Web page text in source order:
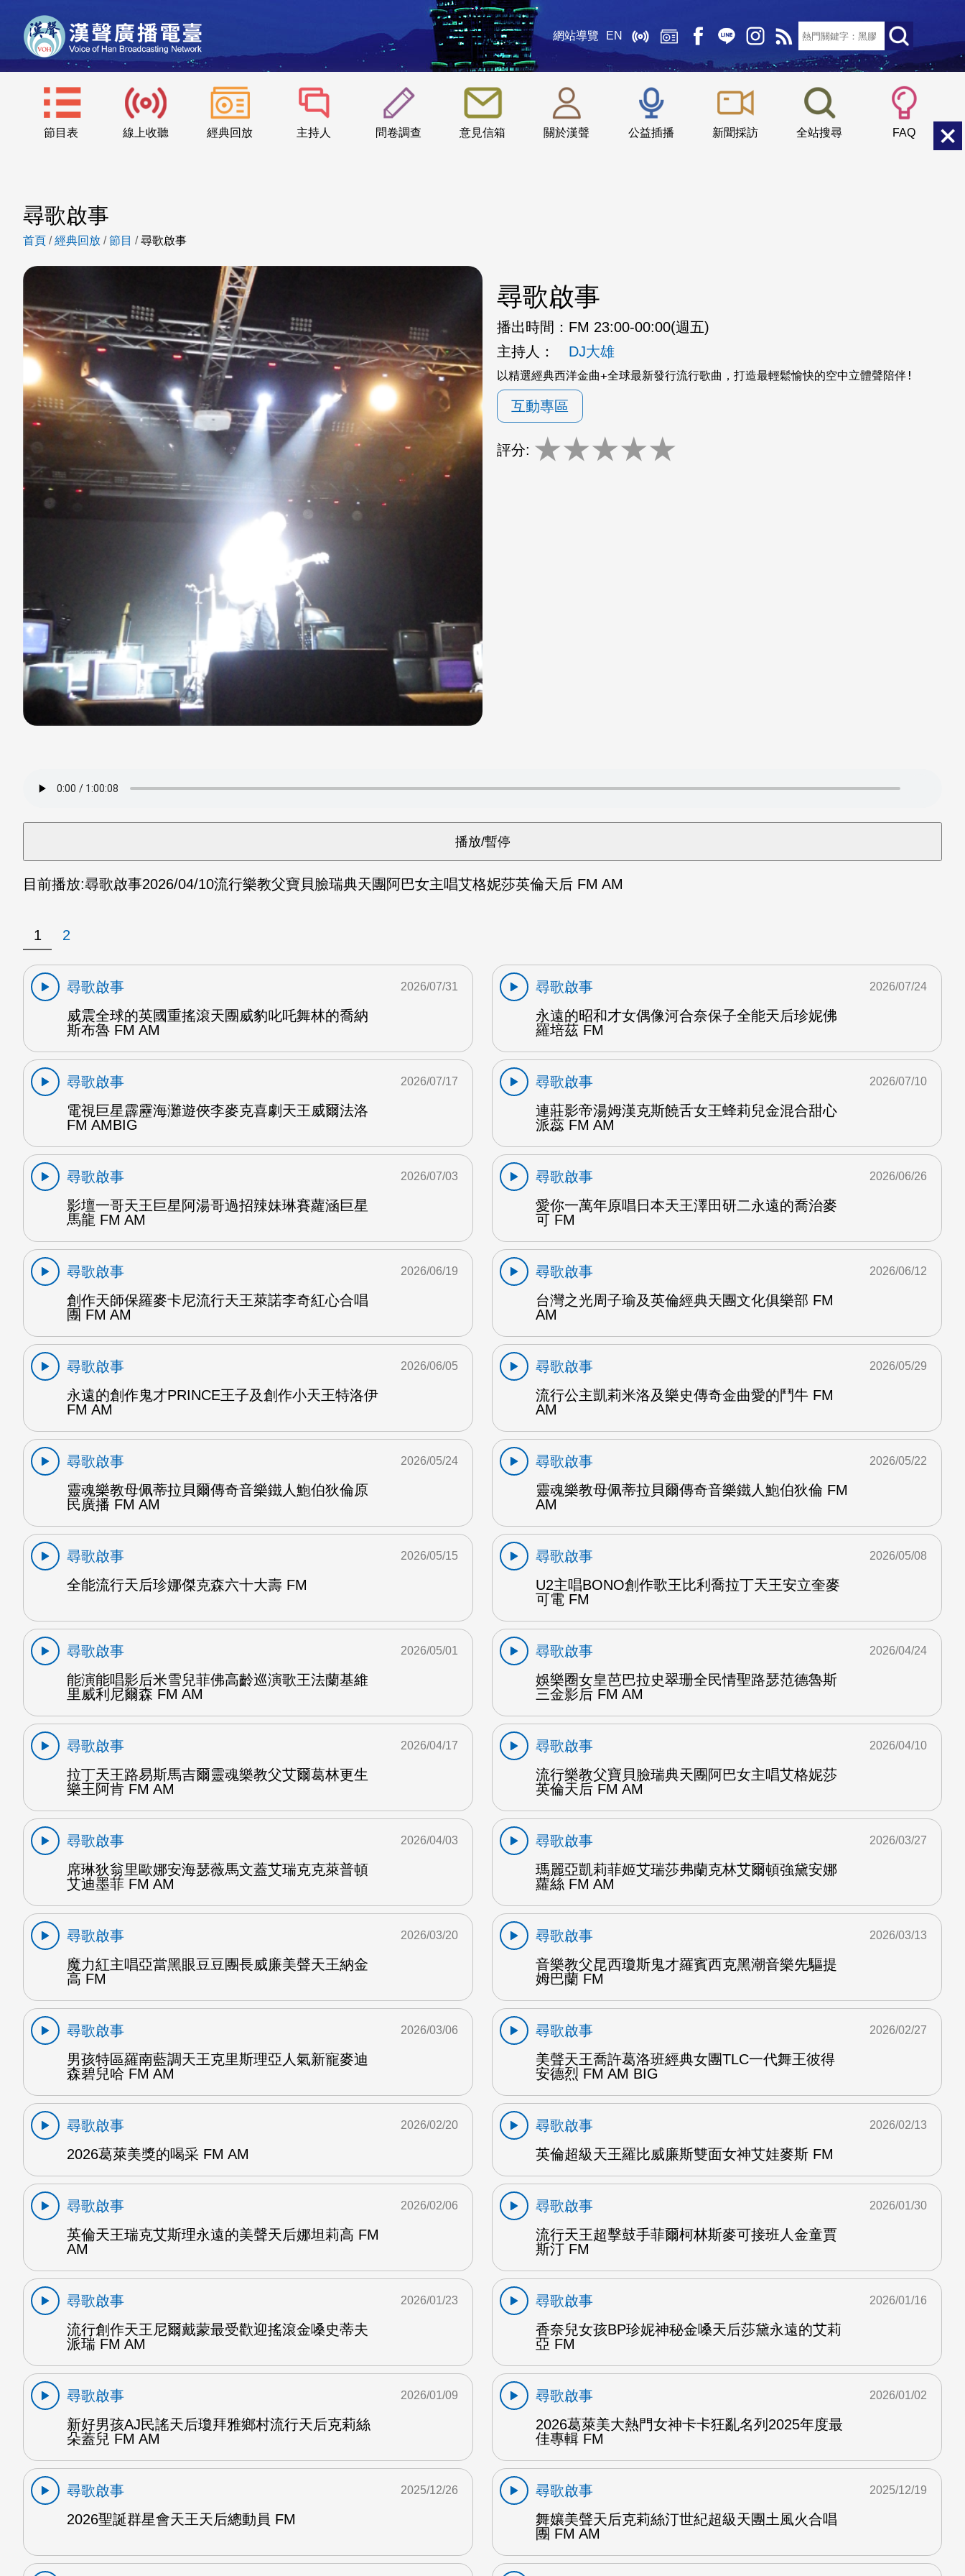
網站導覽 EN
節目表 線上收聽 經典回放 主持人 問卷調查 意見信箱 關於漢聲 公益插播 新聞採訪 全站搜尋 FAQ
::: 小 中
尋歌啟事
首頁 /經典回放 /節目 /尋歌啟事
尋歌啟事
播出時間： FM 23:00-00:00(週五)
主持人：
DJ大雄
以精選經典西洋金曲+全球最新發行流行歌曲，打造最輕鬆愉快的空中立體聲陪伴!
互動專區
評分: ★★★★★
目前播放:尋歌啟事2026/04/10流行樂教父寶貝臉瑞典天團阿巴女主唱艾格妮莎英倫天后 FM AM
1 2
尋歌啟事
威震全球的英國重搖滾天團威豹叱吒舞林的喬納
斯布魯 FM AM
2026/07/31
尋歌啟事
永遠的昭和才女偶像河合奈保子全能天后珍妮佛
羅培茲 FM
2026/07/24
尋歌啟事
電視巨星霹靂海灘遊俠李麥克喜劇天王威爾法洛
FM AMBIG
2026/07/17
尋歌啟事
連莊影帝湯姆漢克斯饒舌女王蜂莉兒金混合甜心
派蕊 FM AM
2026/07/10
尋歌啟事
影壇一哥天王巨星阿湯哥過招辣妹琳賽蘿涵巨星
馬龍 FM AM
2026/07/03
尋歌啟事
愛你一萬年原唱日本天王澤田研二永遠的喬治麥
可 FM
2026/06/26
尋歌啟事
創作天師保羅麥卡尼流行天王萊諾李奇紅心合唱
團 FM AM
2026/06/19
尋歌啟事
台灣之光周子瑜及英倫經典天團文化俱樂部 FM
AM
2026/06/12
尋歌啟事
永遠的創作鬼才PRINCE王子及創作小天王特洛伊
FM AM
2026/06/05
尋歌啟事
流行公主凱莉米洛及樂史傳奇金曲愛的鬥牛 FM
AM
2026/05/29
尋歌啟事
靈魂樂教母佩蒂拉貝爾傳奇音樂鐵人鮑伯狄倫原
民廣播 FM AM
2026/05/24
尋歌啟事
靈魂樂教母佩蒂拉貝爾傳奇音樂鐵人鮑伯狄倫 FM
AM
2026/05/22
尋歌啟事
全能流行天后珍娜傑克森六十大壽 FM
2026/05/15
尋歌啟事
U2主唱BONO創作歌王比利喬拉丁天王安立奎麥
可電 FM
2026/05/08
尋歌啟事
能演能唱影后米雪兒菲佛高齡巡演歌王法蘭基維
里威利尼爾森 FM AM
2026/05/01
尋歌啟事
娛樂圈女皇芭巴拉史翠珊全民情聖路瑟范德魯斯
三金影后 FM AM
2026/04/24
尋歌啟事
拉丁天王路易斯馬吉爾靈魂樂教父艾爾葛林更生
樂王阿肯 FM AM
2026/04/17
尋歌啟事
流行樂教父寶貝臉瑞典天團阿巴女主唱艾格妮莎
英倫天后 FM AM
2026/04/10
尋歌啟事
席琳狄翁里歐娜安海瑟薇馬文蓋艾瑞克克萊普頓
艾迪墨菲 FM AM
2026/04/03
尋歌啟事
瑪麗亞凱莉菲姬艾瑞莎弗蘭克林艾爾頓強黛安娜
蘿絲 FM AM
2026/03/27
尋歌啟事
魔力紅主唱亞當黑眼豆豆團長威廉美聲天王納金
高 FM
2026/03/20
尋歌啟事
音樂教父昆西瓊斯鬼才羅賓西克黑潮音樂先驅提
姆巴蘭 FM
2026/03/13
尋歌啟事
男孩特區羅南藍調天王克里斯理亞人氣新寵麥迪
森碧兒哈 FM AM
2026/03/06
尋歌啟事
美聲天王喬許葛洛班經典女團TLC一代舞王彼得
安德烈 FM AM BIG
2026/02/27
尋歌啟事
2026葛萊美獎的喝采 FM AM
2026/02/20
尋歌啟事
英倫超級天王羅比威廉斯雙面女神艾娃麥斯 FM
2026/02/13
尋歌啟事
英倫天王瑞克艾斯理永遠的美聲天后娜坦莉高 FM
AM
2026/02/06
尋歌啟事
流行天王超擊鼓手菲爾柯林斯麥可接班人金童賈
斯汀 FM
2026/01/30
尋歌啟事
流行創作天王尼爾戴蒙最受歡迎搖滾金嗓史蒂夫
派瑞 FM AM
2026/01/23
尋歌啟事
香奈兒女孩BP珍妮神秘金嗓天后莎黛永遠的艾莉
亞 FM
2026/01/16
尋歌啟事
新好男孩AJ民謠天后瓊拜雅鄉村流行天后克莉絲
朵蓋兒 FM AM
2026/01/09
尋歌啟事
2026葛萊美大熱門女神卡卡狂亂名列2025年度最
佳專輯 FM
2026/01/02
尋歌啟事
2026聖誕群星會天王天后總動員 FM
2025/12/26
尋歌啟事
舞孃美聲天后克莉絲汀世紀超級天團土風火合唱
團 FM AM
2025/12/19